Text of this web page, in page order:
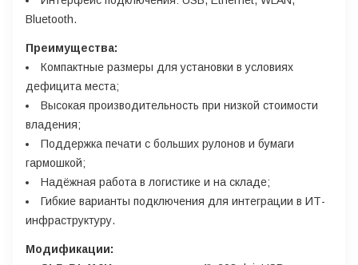
Bluetooth.
Преимущества:
Компактные размеры для установки в условиях
дефицита места;
Высокая производительность при низкой стоимости
владения;
Поддержка печати с больших рулонов и бумаги
гармошкой;
Надёжная работа в логистике и на складе;
Гибкие варианты подключения для интеграции в ИТ-
инфраструктуру.
Модификации: